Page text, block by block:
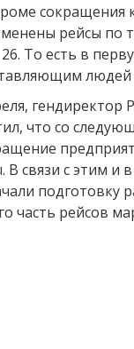
сокращения
рейсы по
То есть в
людей
гендиректор
что со
В связи с этим и
подготовку
часть рейсов